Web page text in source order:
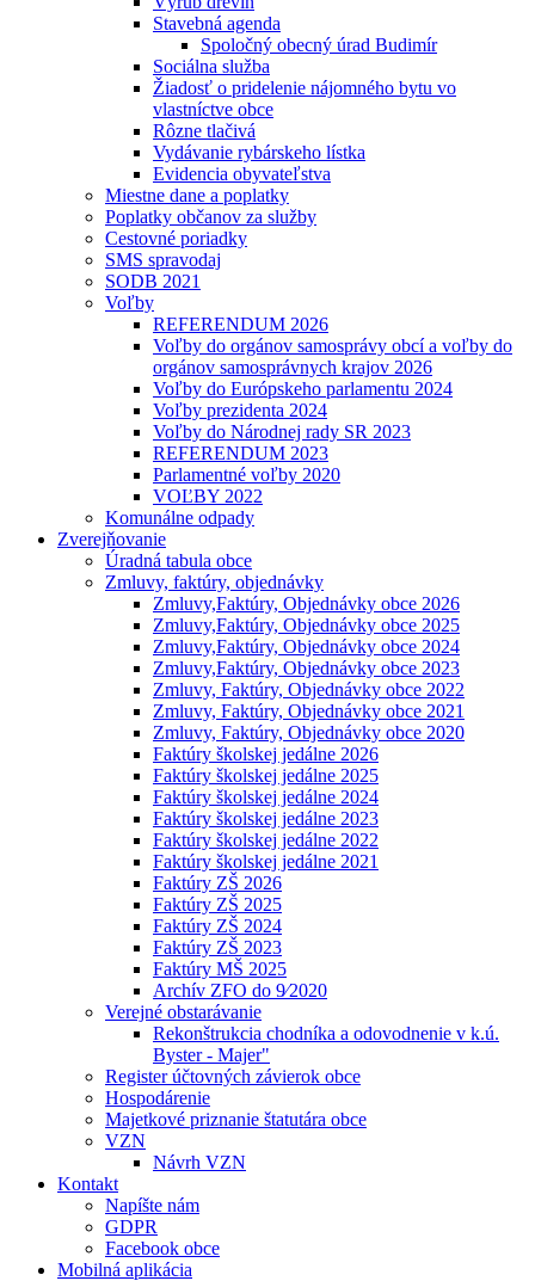
Stavebná agenda
Spoločný obecný úrad Budimír
Sociálna služba
Žiadosť o pridelenie nájomného bytu vo
vlastníctve obce
Rôzne tlačivá
Vydávanie rybárskeho lístka
Evidencia obyvateľstva
Miestne dane a poplatky
Poplatky občanov za služby
Cestovné poriadky
SMS spravodaj
SODB 2021
Voľby
REFERENDUM 2026
Voľby do orgánov samosprávy obcí a voľby do
orgánov samosprávnych krajov 2026
Voľby do Európskeho parlamentu 2024
Voľby prezidenta 2024
Voľby do Národnej rady SR 2023
REFERENDUM 2023
Parlamentné voľby 2020
VOĽBY 2022
Komunálne odpady
Zverejňovanie
Úradná tabula obce
Zmluvy, faktúry, objednávky
Zmluvy,Faktúry, Objednávky obce 2026
Zmluvy,Faktúry, Objednávky obce 2025
Zmluvy,Faktúry, Objednávky obce 2024
Zmluvy,Faktúry, Objednávky obce 2023
Zmluvy, Faktúry, Objednávky obce 2022
Zmluvy, Faktúry, Objednávky obce 2021
Zmluvy, Faktúry, Objednávky obce 2020
Faktúry školskej jedálne 2026
Faktúry školskej jedálne 2025
Faktúry školskej jedálne 2024
Faktúry školskej jedálne 2023
Faktúry školskej jedálne 2022
Faktúry školskej jedálne 2021
Faktúry ZŠ 2026
Faktúry ZŠ 2025
Faktúry ZŠ 2024
Faktúry ZŠ 2023
Faktúry MŠ 2025
Archív ZFO do 9⁄2020
Verejné obstarávanie
Rekonštrukcia chodníka a odovodnenie v k.ú.
Byster - Majer"
Register účtovných závierok obce
Hospodárenie
Majetkové priznanie štatutára obce
VZN
Návrh VZN
Kontakt
Napíšte nám
GDPR
Facebook obce
Mobilná aplikácia